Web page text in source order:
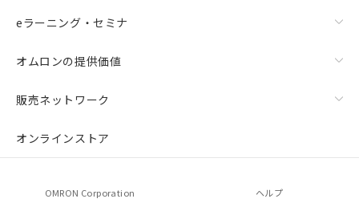
eラーニング・セミナ
オムロンの提供価値
販売ネットワーク
オンラインストア
OMRON Corporation ヘルプ